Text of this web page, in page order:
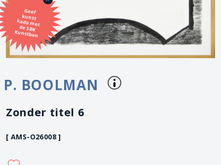
Geef
kunst
kado met
de SBK
Kunstbon
P. BOOLMAN
Zonder titel 6
[ AMS-O26008 ]